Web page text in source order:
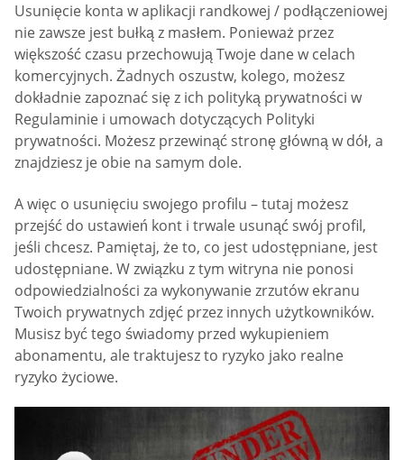
Usunięcie konta w aplikacji randkowej / podłączeniowej
nie zawsze jest bułką z masłem. Ponieważ przez
większość czasu przechowują Twoje dane w celach
komercyjnych. Żadnych oszustw, kolego, możesz
dokładnie zapoznać się z ich polityką prywatności w
Regulaminie i umowach dotyczących Polityki
prywatności. Możesz przewinąć stronę główną w dół, a
znajdziesz je obie na samym dole.
A więc o usunięciu swojego profilu – tutaj możesz
przejść do ustawień kont i trwale usunąć swój profil,
jeśli chcesz. Pamiętaj, że to, co jest udostępniane, jest
udostępniane. W związku z tym witryna nie ponosi
odpowiedzialności za wykonywanie zrzutów ekranu
Twoich prywatnych zdjęć przez innych użytkowników.
Musisz być tego świadomy przed wykupieniem
abonamentu, ale traktujesz to ryzyko jako realne
ryzyko życiowe.